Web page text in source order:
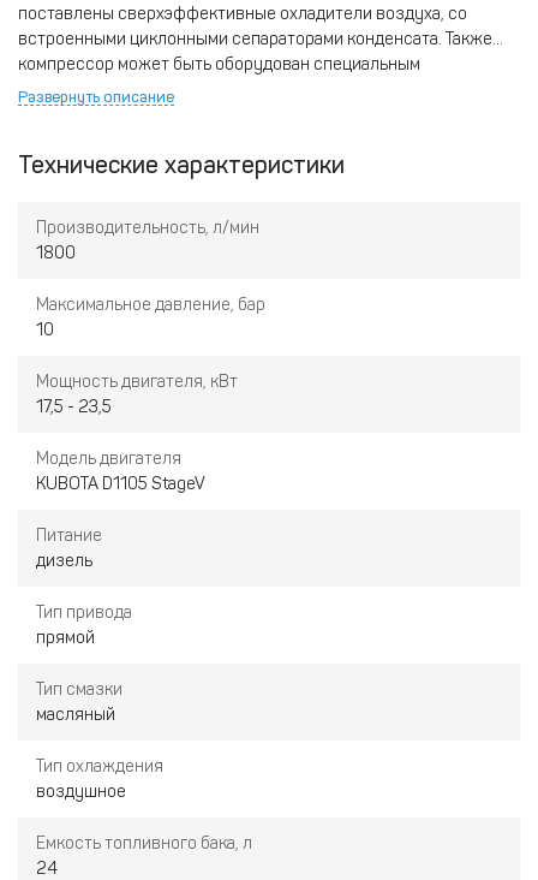
поставлены сверхэффективные охладители воздуха, со
встроенными циклонными сепараторами конденсата. Также
компрессор может быть оборудован специальным
экономайзером, который обеспечивает получение ультра-
Развернуть описание
Технические характеристики
Производительность, л/мин
1800
Максимальное давление, бар
10
Мощность двигателя, кВт
17,5 - 23,5
Модель двигателя
KUBOTA D1105 StageV
Питание
дизель
Тип привода
прямой
Тип смазки
масляный
Тип охлаждения
воздушное
Емкость топливного бака, л
24